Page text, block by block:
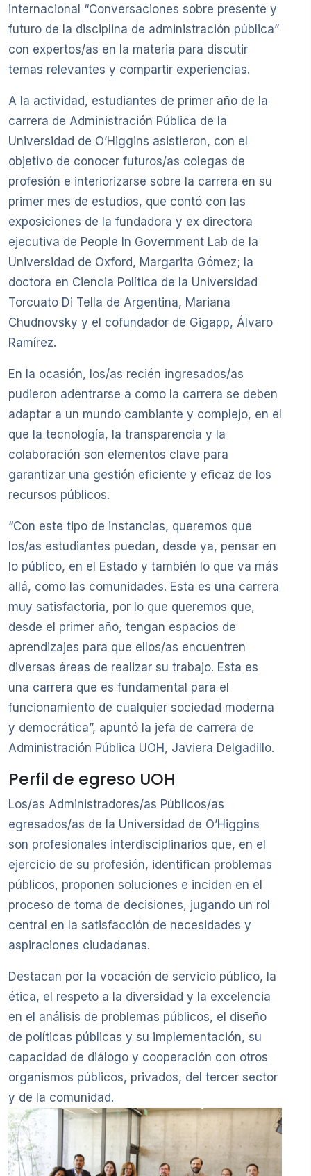
internacional “Conversaciones sobre presente y
futuro de la disciplina de administración pública”
con expertos/as en la materia para discutir
temas relevantes y compartir experiencias.
A la actividad, estudiantes de primer año de la
carrera de Administración Pública de la
Universidad de O’Higgins asistieron, con el
objetivo de conocer futuros/as colegas de
profesión e interiorizarse sobre la carrera en su
primer mes de estudios, que contó con las
exposiciones de la fundadora y ex directora
ejecutiva de People In Government Lab de la
Universidad de Oxford, Margarita Gómez; la
doctora en Ciencia Política de la Universidad
Torcuato Di Tella de Argentina, Mariana
Chudnovsky y el cofundador de Gigapp, Álvaro
Ramírez.
En la ocasión, los/as recién ingresados/as
pudieron adentrarse a como la carrera se deben
adaptar a un mundo cambiante y complejo, en el
que la tecnología, la transparencia y la
colaboración son elementos clave para
garantizar una gestión eficiente y eficaz de los
recursos públicos.
“Con este tipo de instancias, queremos que
los/as estudiantes puedan, desde ya, pensar en
lo público, en el Estado y también lo que va más
allá, como las comunidades. Esta es una carrera
muy satisfactoria, por lo que queremos que,
desde el primer año, tengan espacios de
aprendizajes para que ellos/as encuentren
diversas áreas de realizar su trabajo. Esta es
una carrera que es fundamental para el
funcionamiento de cualquier sociedad moderna
y democrática”, apuntó la jefa de carrera de
Administración Pública UOH, Javiera Delgadillo.
Perfil de egreso UOH
Los/as Administradores/as Públicos/as
egresados/as de la Universidad de O’Higgins
son profesionales interdisciplinarios que, en el
ejercicio de su profesión, identifican problemas
públicos, proponen soluciones e inciden en el
proceso de toma de decisiones, jugando un rol
central en la satisfacción de necesidades y
aspiraciones ciudadanas.
Destacan por la vocación de servicio público, la
ética, el respeto a la diversidad y la excelencia
en el análisis de problemas públicos, el diseño
de políticas públicas y su implementación, su
capacidad de diálogo y cooperación con otros
organismos públicos, privados, del tercer sector
y de la comunidad.